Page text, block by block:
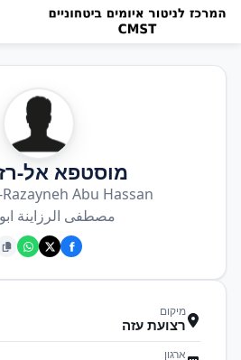
מוסטפא אל-
Abu Hassan
مصطفى الرزاينة
מיקום
רצועת עזה
ארגון